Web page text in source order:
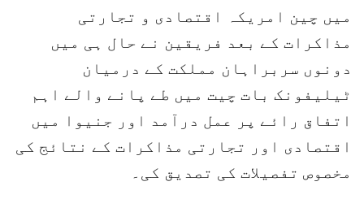
میں چین امریکہ اقتصادی و تجارتی
مذاکرات کے بعد فریقین نے حال ہی میں
دونوں سربراہان مملکت کے درمیان
ٹیلیفونک بات چیت میں طے پانے والے اہم
اتفاق رائے پر عمل درآمد اور جنیوا میں
اقتصادی اور تجارتی مذاکرات کے نتائج کی
مخصوص تفصیلات کی تصدیق کی۔